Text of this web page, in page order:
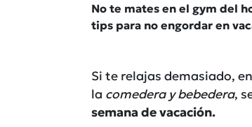
No te mates en el gym del
tips para no engordar en
Si te relajas demasiado,
la comedera y bebedera,
semana de vacación.